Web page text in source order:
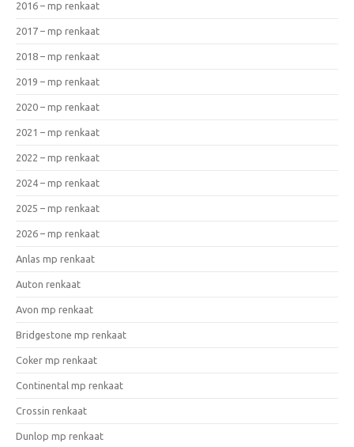
2016 – mp renkaat
2017 – mp renkaat
2018 – mp renkaat
2019 – mp renkaat
2020 – mp renkaat
2021 – mp renkaat
2022 – mp renkaat
2024 – mp renkaat
2025 – mp renkaat
2026 – mp renkaat
Anlas mp renkaat
Auton renkaat
Avon mp renkaat
Bridgestone mp renkaat
Coker mp renkaat
Continental mp renkaat
Crossin renkaat
Dunlop mp renkaat